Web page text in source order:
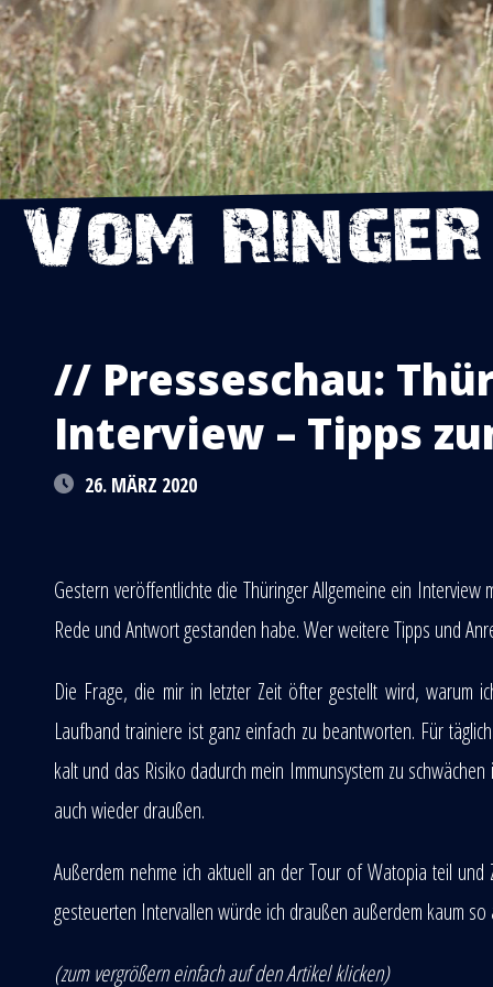
// Presseschau:
Interview – Tipps
26. MÄRZ 2020
Gestern veröffentlichte die Thüringer Allgemeine ein
Rede und Antwort gestanden habe. Wer weitere Tipps und
Die Frage, die mir in letzter Zeit öfter gestellt wird, warum
Laufband trainiere ist ganz einfach zu beantworten. Für
kalt und das Risiko dadurch mein Immunsystem zu
auch wieder draußen.
Außerdem nehme ich aktuell an der Tour of Watopia teil
gesteuerten Intervallen würde ich draußen außerdem kaum
(zum vergrößern einfach auf den Artikel klicken)